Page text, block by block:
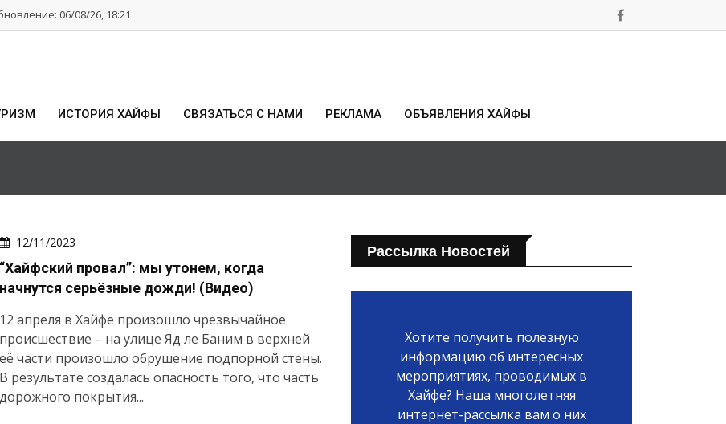
06/08/26, 18:21
ИСТОРИЯ ХАЙФЫ СВЯЗАТЬСЯ С НАМИ РЕКЛАМА ОБЪЯВЛЕНИЯ ХАЙФЫ
12/11/2023
“Хайфский провал”: мы утонем, когда
начнутся серьёзные дожди! (Видео)
12 апреля в Хайфе произошло чрезвычайное
происшествие – на улице Яд ле Баним в верхней
её части произошло обрушение подпорной стены.
В результате создалась опасность того, что часть
дорожного покрытия...
Рассылка Новостей
Хотите получить полезную
информацию об интересных
мероприятиях, проводимых в
Хайфе? Наша многолетняя
интернет-рассылка вам о них